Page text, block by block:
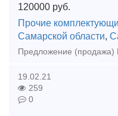
120000 руб.
Прочие
Самарской области,
19.02.21
259
0